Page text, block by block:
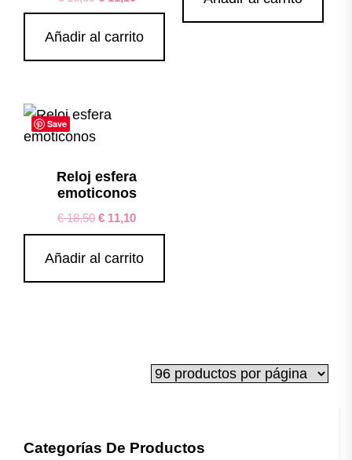
Añadir al carrito
Save
Reloj esfera
emoticonos
€18,50 € 11,10
Añadir al carrito
Categorías De Productos